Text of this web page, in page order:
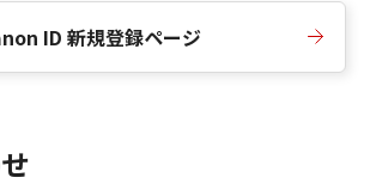
ID 新規登録ページ